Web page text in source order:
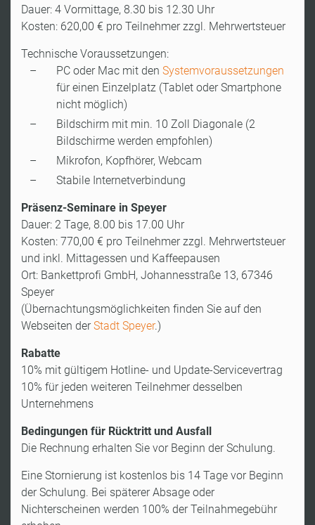
Dauer: 4 Vormittage, 8.30 bis 12.30 Uhr
Kosten: 620,00 € pro Teilnehmer zzgl. Mehrwertsteuer
Technische Voraussetzungen:
PC oder Mac mit den Systemvoraussetzungen
für einen Einzelplatz (Tablet oder Smartphone
nicht möglich)
Bildschirm mit min. 10 Zoll Diagonale (2
Bildschirme werden empfohlen)
Mikrofon, Kopfhörer, Webcam
Stabile Internetverbindung
Präsenz-Seminare in Speyer
Dauer: 2 Tage, 8.00 bis 17.00 Uhr
Kosten: 770,00 € pro Teilnehmer zzgl. Mehrwertsteuer
und inkl. Mittagessen und Kaffeepausen
Ort: Bankettprofi GmbH, Johannesstraße 13, 67346
Speyer
(Übernachtungsmöglichkeiten finden Sie auf den
Webseiten derStadt Speyer.)
Rabatte
10% mit gültigem Hotline- und Update-Servicevertrag
10% für jeden weiteren Teilnehmer desselben
Unternehmens
Bedingungen für Rücktritt und Ausfall
Die Rechnung erhalten Sie vor Beginn der Schulung.
Eine Stornierung ist kostenlos bis 14 Tage vor Beginn
der Schulung. Bei späterer Absage oder
Nichterscheinen werden 100% der Teilnahmegebühr